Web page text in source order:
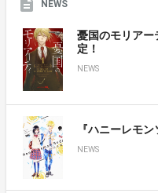
NEWS
憂国のモリア
定！
NEWS
『ハニーレモ
NEWS